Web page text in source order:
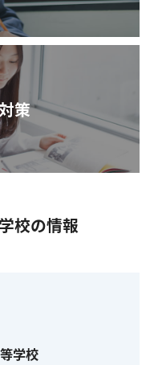
策
校の情報
学校